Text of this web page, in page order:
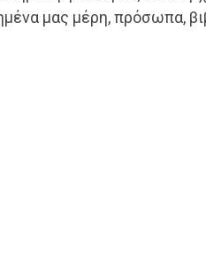
μας μέρη, πρόσωπα,